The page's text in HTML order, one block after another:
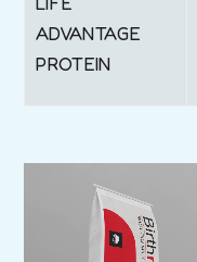
ADVANTAGE
PROTEIN